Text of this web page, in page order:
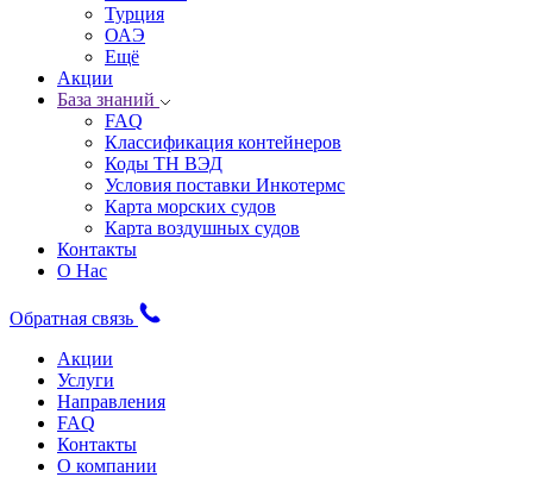
Турция
ОАЭ
Ещё
Акции
База знаний
FAQ
Классификация контейнеров
Коды ТН ВЭД
Условия поставки Инкотермс
Карта морских судов
Карта воздушных судов
Контакты
О Нас
Обратная связь
Акции
Услуги
Направления
FAQ
Контакты
О компании